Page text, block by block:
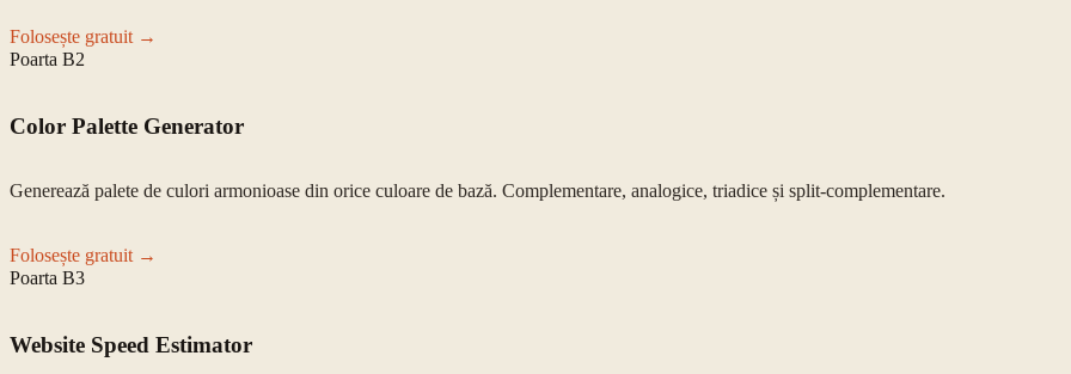
Folosește gratuit →
Poarta B2
Color Palette Generator
Generează palete de culori armonioase din orice culoare de bază. Complementare, analogice, triadice și split-complementare.
Folosește gratuit →
Poarta B3
Website Speed Estimator